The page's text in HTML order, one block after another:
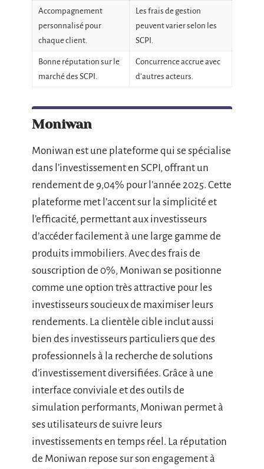
Accompagnement
personnalisé pour
chaque client.
Les frais de gestion
peuvent varier selon les
SCPI.
Bonne réputation sur le
marché des SCPI.
Concurrence accrue avec
d’autres acteurs.
Moniwan
Moniwan est une plateforme qui se spécialise
dans l’investissement en SCPI, offrant un
rendement de 9,04% pour l’année 2025. Cette
plateforme met l’accent sur la simplicité et
l’efficacité, permettant aux investisseurs
d’accéder facilement à une large gamme de
produits immobiliers. Avec des frais de
souscription de 0%, Moniwan se positionne
comme une option très attractive pour les
investisseurs soucieux de maximiser leurs
rendements. La clientèle cible inclut aussi
bien des investisseurs particuliers que des
professionnels à la recherche de solutions
d’investissement diversifiées. Grâce à une
interface conviviale et des outils de
simulation performants, Moniwan permet à
ses utilisateurs de suivre leurs
investissements en temps réel. La réputation
de Moniwan repose sur son engagement à